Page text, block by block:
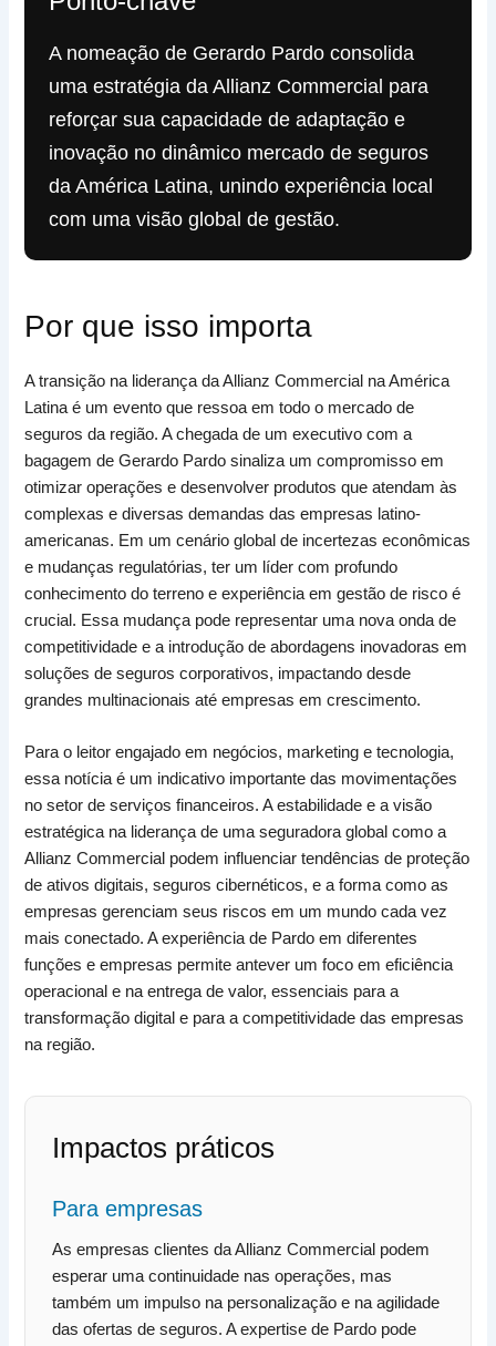
A nomeação de Gerardo Pardo consolida
uma estratégia da Allianz Commercial para
reforçar sua capacidade de adaptação e
inovação no dinâmico mercado de seguros
da América Latina, unindo experiência local
com uma visão global de gestão.
Por que isso importa
A transição na liderança da Allianz Commercial na América
Latina é um evento que ressoa em todo o mercado de
seguros da região. A chegada de um executivo com a
bagagem de Gerardo Pardo sinaliza um compromisso em
otimizar operações e desenvolver produtos que atendam às
complexas e diversas demandas das empresas latino-
americanas. Em um cenário global de incertezas econômicas
e mudanças regulatórias, ter um líder com profundo
conhecimento do terreno e experiência em gestão de risco é
crucial. Essa mudança pode representar uma nova onda de
competitividade e a introdução de abordagens inovadoras em
soluções de seguros corporativos, impactando desde
grandes multinacionais até empresas em crescimento.
Para o leitor engajado em negócios, marketing e tecnologia,
essa notícia é um indicativo importante das movimentações
no setor de serviços financeiros. A estabilidade e a visão
estratégica na liderança de uma seguradora global como a
Allianz Commercial podem influenciar tendências de proteção
de ativos digitais, seguros cibernéticos, e a forma como as
empresas gerenciam seus riscos em um mundo cada vez
mais conectado. A experiência de Pardo em diferentes
funções e empresas permite antever um foco em eficiência
operacional e na entrega de valor, essenciais para a
transformação digital e para a competitividade das empresas
na região.
Impactos práticos
Para empresas
As empresas clientes da Allianz Commercial podem
esperar uma continuidade nas operações, mas
também um impulso na personalização e na agilidade
das ofertas de seguros. A expertise de Pardo pode